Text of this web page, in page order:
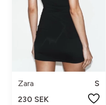
Zara
S
230 SEK